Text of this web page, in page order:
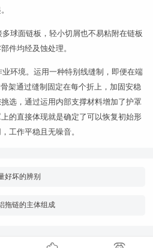
球面链板，轻小切屑也不易粘附在链板
件均经及蚀处理。
环境。运用一种特别线缝制，即便在端
架通过缝制固定在每个折上，加固安稳
选，通过运用内部支撑材料增加了护罩
的直接体现就是确定了可以恢复初始形
工作平稳且无噪音。
好坏的辨别
拖链的主体组成